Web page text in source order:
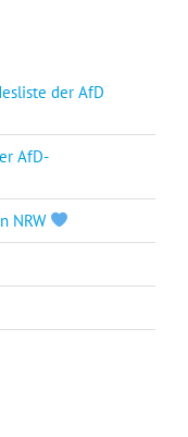
der AfD
AfD-
NRW